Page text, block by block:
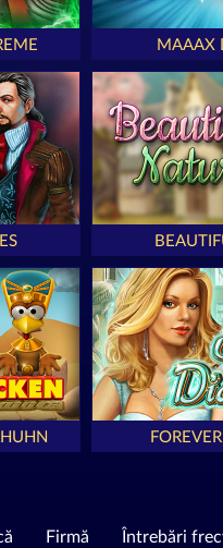
MAAAX
Firmă Întrebări